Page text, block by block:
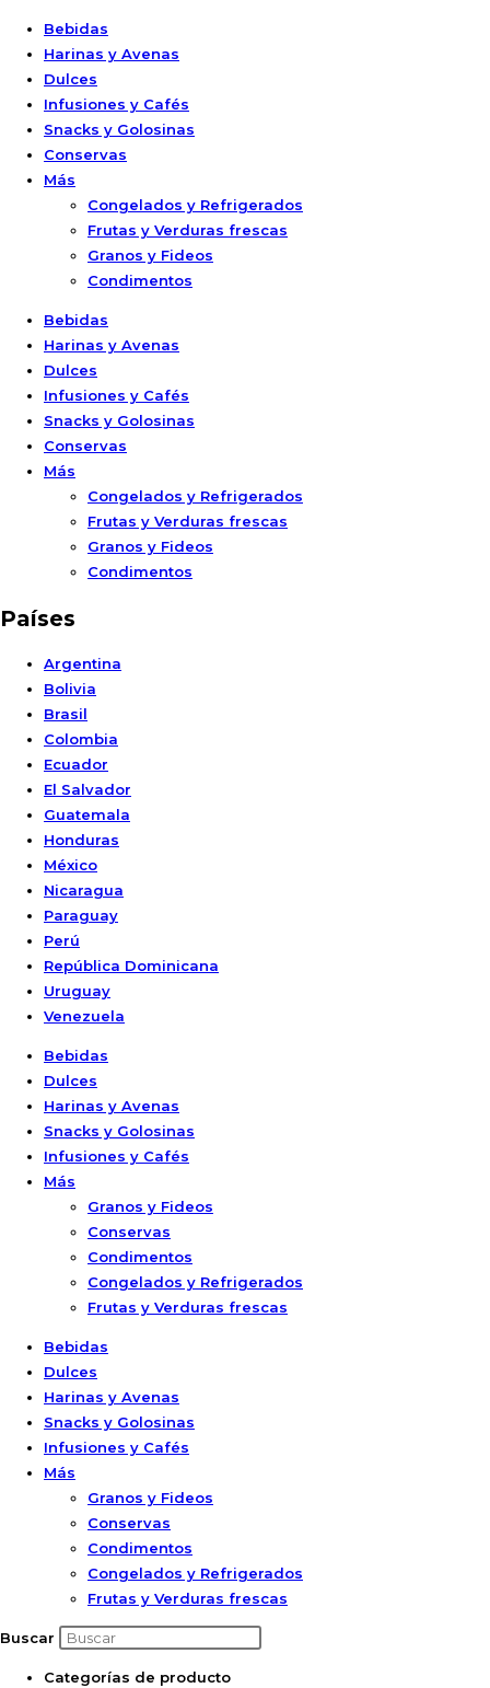
Bebidas
Harinas y Avenas
Dulces
Infusiones y Cafés
Snacks y Golosinas
Conservas
Más
Congelados y Refrigerados
Frutas y Verduras frescas
Granos y Fideos
Condimentos
Bebidas
Harinas y Avenas
Dulces
Infusiones y Cafés
Snacks y Golosinas
Conservas
Más
Congelados y Refrigerados
Frutas y Verduras frescas
Granos y Fideos
Condimentos
Países
Argentina
Bolivia
Brasil
Colombia
Ecuador
El Salvador
Guatemala
Honduras
México
Nicaragua
Paraguay
Perú
República Dominicana
Uruguay
Venezuela
Bebidas
Dulces
Harinas y Avenas
Snacks y Golosinas
Infusiones y Cafés
Más
Granos y Fideos
Conservas
Condimentos
Congelados y Refrigerados
Frutas y Verduras frescas
Bebidas
Dulces
Harinas y Avenas
Snacks y Golosinas
Infusiones y Cafés
Más
Granos y Fideos
Conservas
Condimentos
Congelados y Refrigerados
Frutas y Verduras frescas
Buscar
Categorías de producto